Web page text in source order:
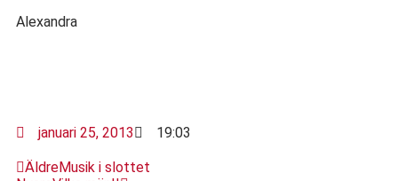
Alexandra
januari 25, 2013 19:03
ÄldreMusik i slottet